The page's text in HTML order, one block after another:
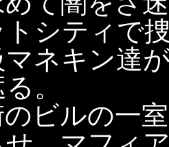
シティで
マネキン達
。
ビルの一